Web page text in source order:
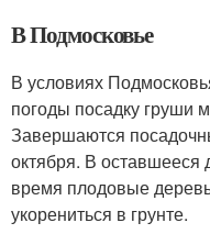
В Подмосковье
В условиях
погоды посадку груши
Завершаются
октября. В оставшееся
время плодовые
укорениться в грунте.